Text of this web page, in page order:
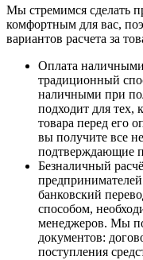
Мы стремимся сделать
комфортным для вас,
вариантов расчета за
Оплата наличными
традиционный
наличными при
подходит для тех,
товара перед его
вы получите все
подтверждающие
Безналичный
банковский
способом,
менеджеров. Мы
документов:
поступления